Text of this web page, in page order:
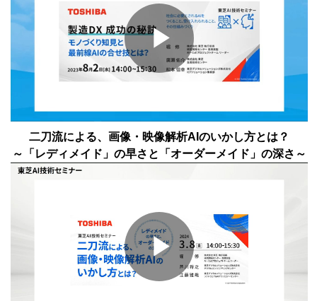
Play
Video
二刀流による、画像・映像解析AIのいかし方とは？
～「レディメイド」の早さと「オーダーメイド」の深さ～
Play